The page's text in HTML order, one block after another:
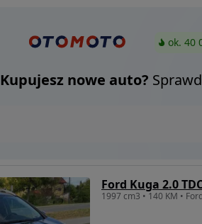
ok. 40
Kupujesz nowe auto?
Ford Kuga 2.0
1997 cm3 • 140 KM •